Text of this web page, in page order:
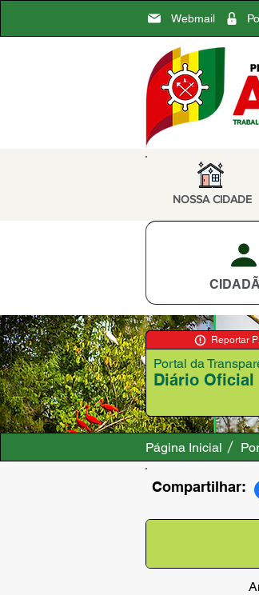
Webmail
NOSSA CIDADE
Reportar
Diário Oficial
Portal da
Página Inicial
Compartilhar: